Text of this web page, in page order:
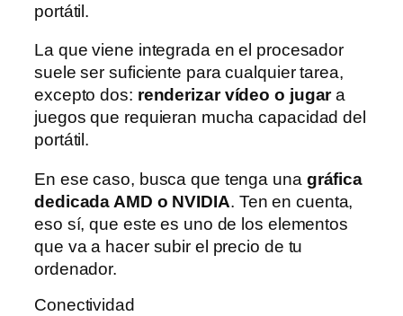
portátil.
La que viene integrada en el procesador
suele ser suficiente para cualquier tarea,
excepto dos: renderizar vídeo o jugara
juegos que requieran mucha capacidad del
portátil.
En ese caso, busca que tenga una gráfica
dedicada AMD o NVIDIA. Ten en cuenta,
eso sí, que este es uno de los elementos
que va a hacer subir el precio de tu
ordenador.
Conectividad